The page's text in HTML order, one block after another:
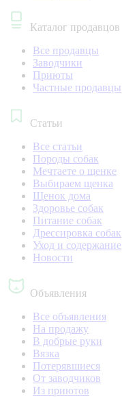
Каталог продавцов
Все продавцы
Заводчики
Приюты
Частные продавцы
Статьи
Все статьи
Породы собак
Мечтаете о щенке
Выбираем щенка
Щенок дома
Здоровье собак
Питание собак
Дрессировка собак
Уход и содержание
Новости
Объявления
Все объявления
На продажу
В добрые руки
Вязка
Потерявшиеся
От заводчиков
Из приютов